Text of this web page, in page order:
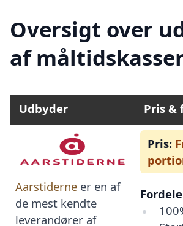
Oversigt over
af
Udbyder Pris &
Aarstiderne er en af
de mest kendte
leverandører af
Pris: